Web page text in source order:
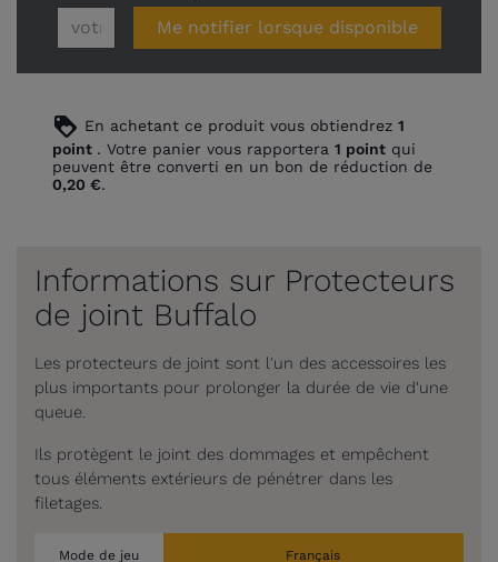
Me notifier lorsque disponible
loyalty En achetant ce produit vous obtiendrez 1
point . Votre panier vous rapportera 1 point qui
peuvent être converti en un bon de réduction de
0,20 €.
Informations sur Protecteurs
de joint Buffalo
Les protecteurs de joint sont l'un des accessoires les
plus importants pour prolonger la durée de vie d'une
queue.
Ils protègent le joint des dommages et empêchent
tous éléments extérieurs de pénétrer dans les
filetages.
Mode de jeu Français